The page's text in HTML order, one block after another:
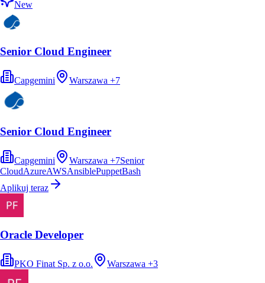
New
Senior Cloud Engineer
Capgemini Warszawa +7
Senior Cloud Engineer
Capgemini Warszawa +7Senior
CloudAzureAWSAnsiblePuppetBash
Aplikuj teraz
Oracle Developer
PKO Finat Sp. z o.o. Warszawa +3